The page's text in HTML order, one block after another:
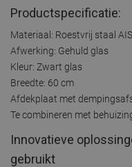
Productspecificatie:
Materiaal: Roestvrij staal
Afwerking: Gehuld glas
Kleur: Zwart glas
Breedte: 60 cm
Afdekplaat met
Te combineren met
Innovatieve
gebruikt